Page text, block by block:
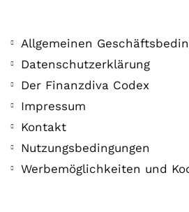
400 PS! Diese
Allgemeinen
Datenschutzerklärung
Der Finanzdiva Codex
Impressum
Kontakt
Nutzungsbedingungen
Werbemöglichkeiten und